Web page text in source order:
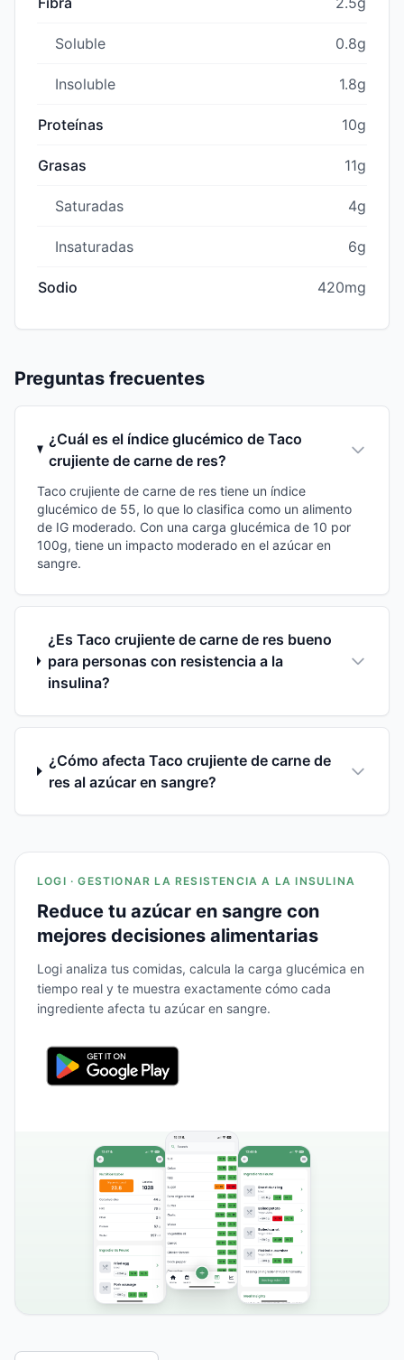
Soluble 0.8g
Insoluble 1.8g
Proteínas 10g
Grasas 11g
Saturadas 4g
Insaturadas 6g
Sodio 420mg
Preguntas frecuentes
¿Cuál es el índice glucémico de Taco
crujiente de carne de res?
Taco crujiente de carne de res tiene un índice
glucémico de 55, lo que lo clasifica como un alimento
de IG moderado. Con una carga glucémica de 10 por
100g, tiene un impacto moderado en el azúcar en
sangre.
¿Es Taco crujiente de carne de res bueno
para personas con resistencia a la
insulina?
¿Cómo afecta Taco crujiente de carne de
res al azúcar en sangre?
LOGI · GESTIONAR LA RESISTENCIA A LA INSULINA
Reduce tu azúcar en sangre con
mejores decisiones alimentarias
Logi analiza tus comidas, calcula la carga glucémica en
tiempo real y te muestra exactamente cómo cada
ingrediente afecta tu azúcar en sangre.